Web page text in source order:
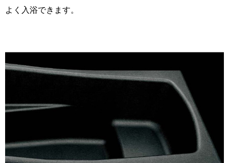
よく入浴できます。